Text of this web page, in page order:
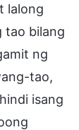
lalong
tao bilang
ng
tao,
isang